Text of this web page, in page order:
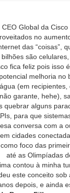
CEO Global da
no
das
são
fica feliz pois
melhoria no
(em
garante, hehe),
quebrar alguns
para que
conversa com a
cidades
foco das
até as Olimpíadas
contou à minha
este conceito
depois, e ainda